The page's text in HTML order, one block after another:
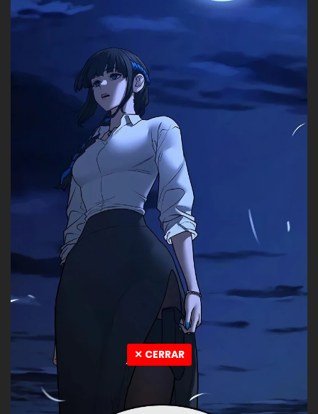
✕ CERRAR